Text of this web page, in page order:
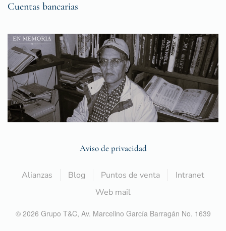
Cuentas bancarias
Aviso de privacidad
Alianzas Blog Puntos de venta
Intranet
Web mail
© 2026 Grupo T&C, Av. Marcelino García Barragán No. 1639